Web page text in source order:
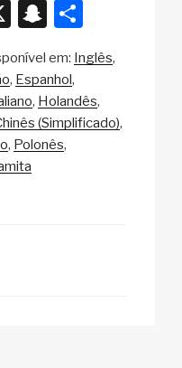
X
S
a
p
c
h
ar
e
em: Inglês
Espanhol
Holandês
(Simplificado)
Polonês